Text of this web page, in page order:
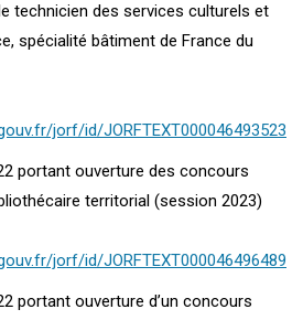
technicien des services culturels et
spécialité bâtiment de France du
jorf/id/JORFTEXT000046493523
portant ouverture des concours
territorial (session 2023)
jorf/id/JORFTEXT000046496489
portant ouverture d’un concours